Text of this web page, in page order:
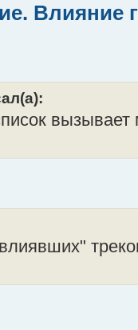
Влияние
вызывает